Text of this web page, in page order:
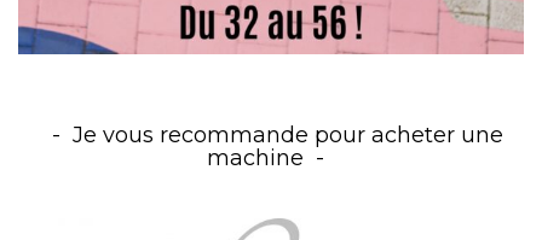
Je vous recommande pour acheter une
machine